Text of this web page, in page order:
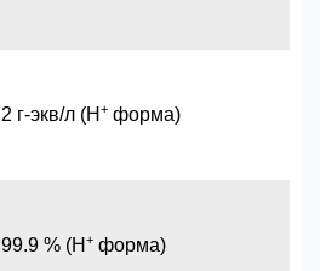
2 г-экв/л (H + форма)
99.9 % (H + форма)